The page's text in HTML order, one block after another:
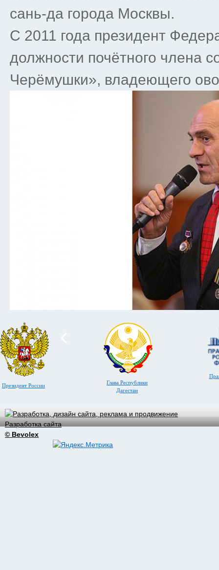
сань-да города Москвы.
С 2011 года президент
должности почётного члена
Черёмушки», владеющего
Президент России
Глава Республики
Дагестан
Разработка сайта
© Bevolex